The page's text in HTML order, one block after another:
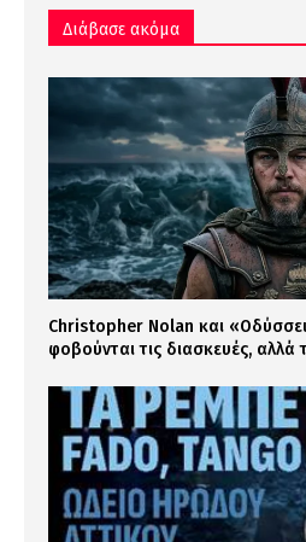
Διάβασε ακόμα
Christopher Nolan και
φοβούνται τις διασκευές, αλλά